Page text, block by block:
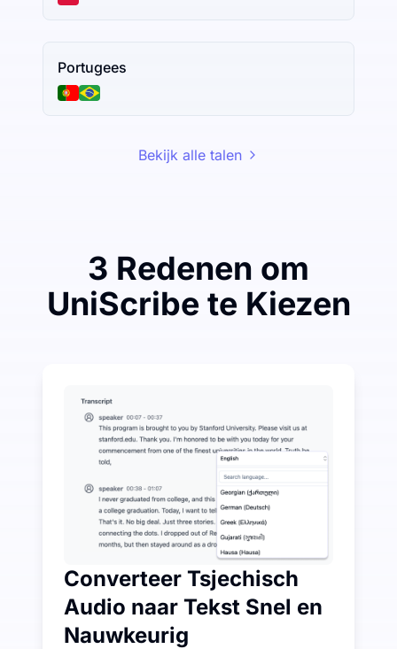
Portugees
Bekijk alle talen
3 Redenen om
UniScribe te Kiezen
UniScribe biedt elke maand 120 minuten gratis
Meer AI-functies beschikbaar naast Audio-naar-tekst
Genereer automatisch samenvattingen,
Converteer Tsjechisch
Audio naar Tekst Snel en
Nauwkeurig